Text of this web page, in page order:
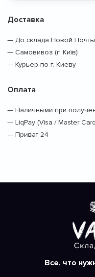
Доставка
— До склада Новой Почты
— Самовивоз (г. Київ)
— Курьер по г. Киеву
Оплата
— Наличными при
— LiqPay (Visa / Master
— Приват 24
Все, что